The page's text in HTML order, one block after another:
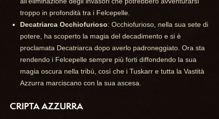
troppo in profondità tra i Felcepelle.
Decatriarca Occhiofurioso: Occhiofurioso, nella sua sete di
potere, ha scoperto la magia del decadimento e si è
proclamata Decatriarca dopo averlo padroneggiato. Ora sta
rendendo i Felcepelle sempre più forti diffondendo la sua
magia oscura nella tribù, così che i Tuskarr e tutta la Vastità
Azzurra marciscano con la sua ascesa.
CRIPTA AZZURRA